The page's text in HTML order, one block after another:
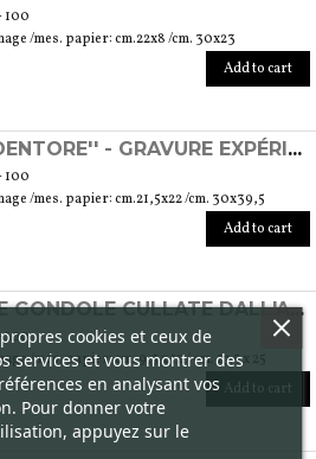
100
/mes. papier: cm.22x8 /cm. 30x23
Add to cart
"REDENTORE'' - GRAVURE EXPÉRIMENTALE
100
/mes. papier: cm.21,5x22 /cm. 30x39,5
Add to cart
“DUE GONDOLE CULLATE DALL'ACQUA” - GRAVURE
100
/mes. papier: cm. 9,5 x 12 / cm. 17,5 x 25
Add to cart
cookies et ceux de
services et vous montrer des
en analysant vos
Pour donner votre
appuyez sur le